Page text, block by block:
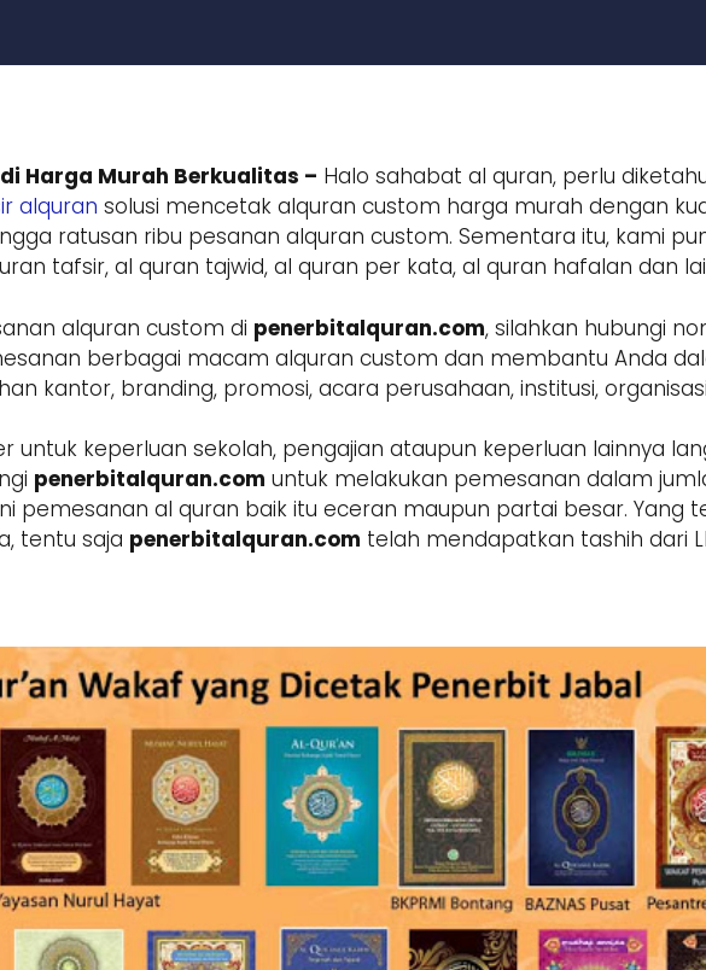
Harga Murah Berkualitas – Halo sahabat al quran, perlu
alquran solusi mencetak alquran custom harga murah dengan
ratusan ribu pesanan alquran custom. Sementara itu, kami
tafsir, al quran tajwid, al quran per kata, al quran hafalan dan
alquran custom di penerbitalquran.com, silahkan hubungi
berbagai macam alquran custom dan membantu Anda
kantor, branding, promosi, acara perusahaan, institusi,
untuk keperluan sekolah, pengajian ataupun keperluan lainnya
penerbitalquran.com untuk melakukan pemesanan dalam
pemesanan al quran baik itu eceran maupun partai besar. Yang
tentu saja penerbitalquran.com telah mendapatkan tashih dari